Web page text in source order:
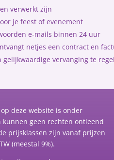
verwerkt zijn
je feest of evenement
e-mails binnen 24 uur
netjes een contract en
vervanging te
deze website is onder
geen rechten ontleend
prijsklassen zijn vanaf prijzen
(meestal 9%).